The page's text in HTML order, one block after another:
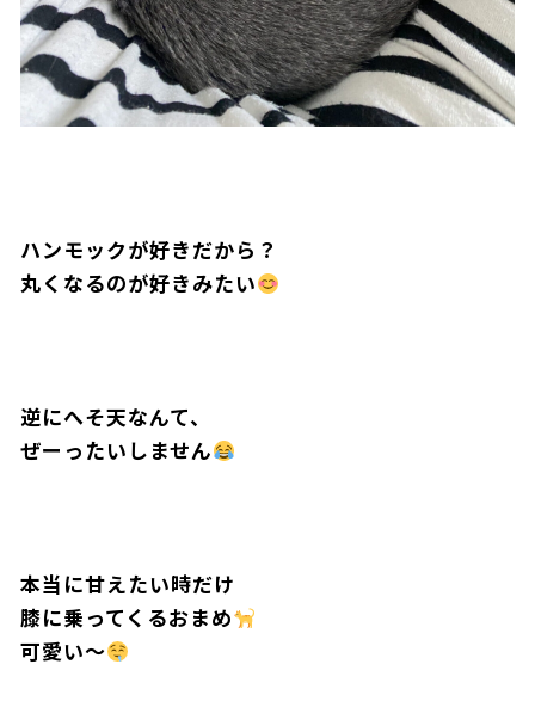
ハンモックが好きだから？
丸くなるのが好きみたい
逆にへそ天なんて、
ぜーったいしません
本当に甘えたい時だけ
膝に乗ってくるおまめ
可愛い〜